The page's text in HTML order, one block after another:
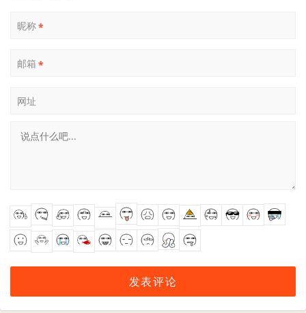
昵称*
邮箱 *
网址